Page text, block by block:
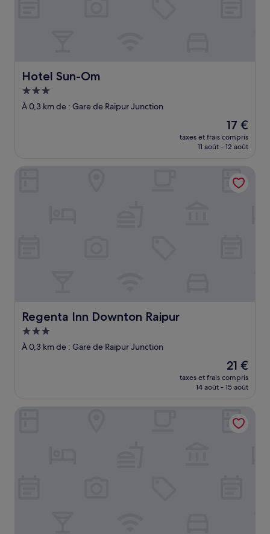
Hotel Sun-Om
Hotel Sun-Om
Hébergement
3.0 étoiles
À 0,3 km de : Gare de Raipur Junction
Le
nouveau
prix
de
17 €
17 €
taxes et frais compris
11 août - 12 août
Regenta Inn Downton Raipur
Regenta Inn Downton Raipur
Hébergement
3.0 étoiles
À 0,3 km de : Gare de Raipur Junction
Le
nouveau
prix
de
21 €
21 €
taxes et frais compris
14 août - 15 août